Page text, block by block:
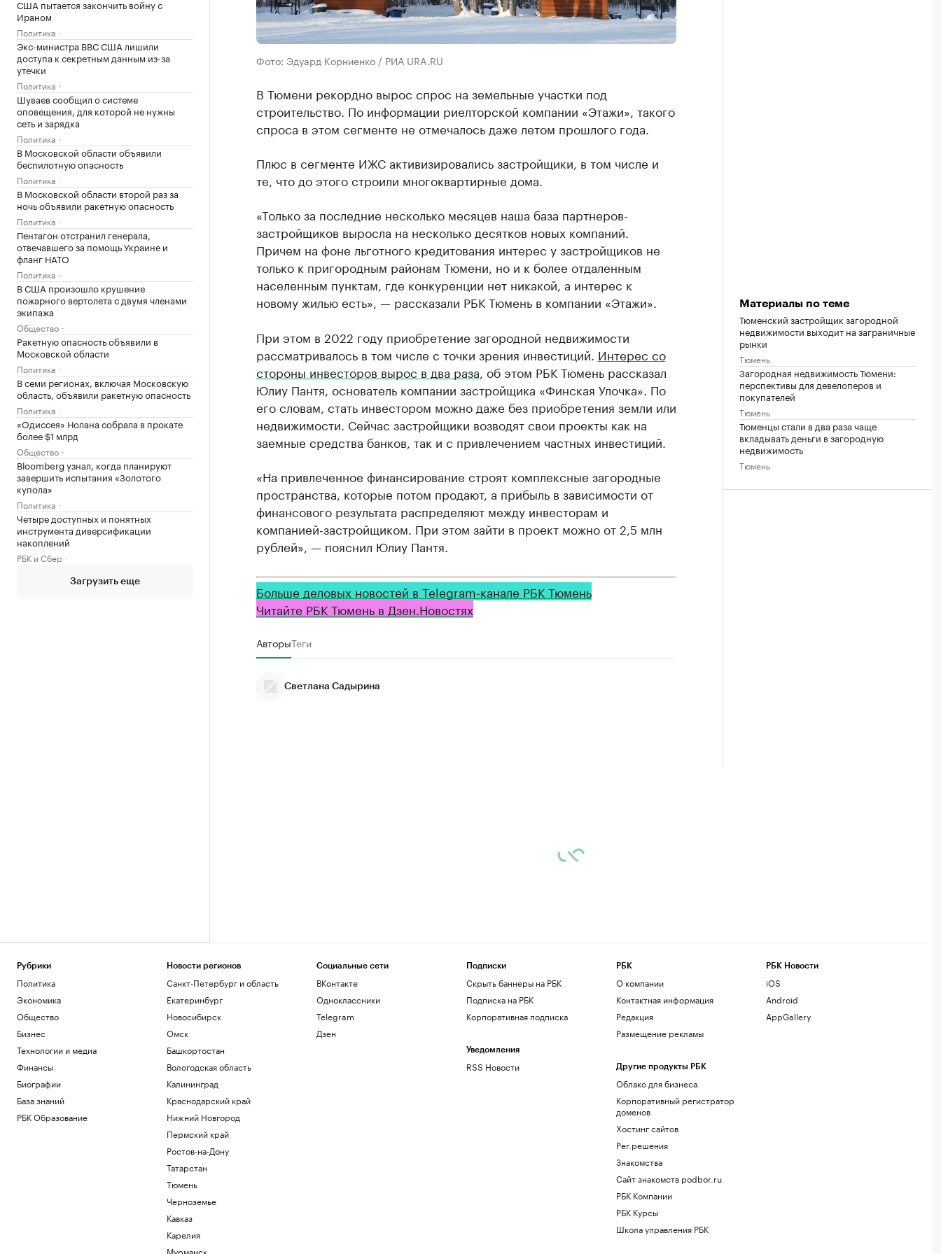
США пытается закончить войну с
Ираном
Политика
Экс-министра ВВС США лишили
доступа к секретным данным из-за
утечки
Политика
Шуваев сообщил о системе
оповещения, для которой не нужны
сеть и зарядка
Политика
В Московской области объявили
беспилотную опасность
Политика
В Московской области второй раз за
ночь объявили ракетную опасность
Политика
Пентагон отстранил генерала,
отвечавшего за помощь Украине и
фланг НАТО
Политика
В США произошло крушение
пожарного вертолета с двумя членами
экипажа
Общество
Ракетную опасность объявили в
Московской области
Политика
В семи регионах, включая Московскую
область, объявили ракетную опасность
Политика
«Одиссея» Нолана собрала в прокате
более $1 млрд
Общество
Bloomberg узнал, когда планируют
завершить испытания «Золотого
купола»
Политика
Четыре доступных и понятных
инструмента диверсификации
накоплений
РБК и Сбер
Загрузить еще
Фото: Эдуард Корниенко / РИА URA.RU
В Тюмени рекордно вырос спрос на земельные участки под
строительство. По информации риелторской компании «Этажи», такого
спроса в этом сегменте не отмечалось даже летом прошлого года.
Плюс в сегменте ИЖС активизировались застройщики, в том числе и
те, что до этого строили многоквартирные дома.
«Только за последние несколько месяцев наша база партнеров-
застройщиков выросла на несколько десятков новых компаний.
Причем на фоне льготного кредитования интерес у застройщиков не
только к пригородным районам Тюмени, но и к более отдаленным
населенным пунктам, где конкуренции нет никакой, а интерес к
новому жилью есть», — рассказали РБК Тюмень в компании «Этажи».
При этом в 2022 году приобретение загородной недвижимости
рассматривалось в том числе с точки зрения инвестиций. Интерес со
стороны инвесторов вырос в два раза , об этом РБК Тюмень рассказал
Юлиу Пантя, основатель компании застройщика «Финская Улочка». По
его словам, стать инвестором можно даже без приобретения земли или
недвижимости. Сейчас застройщики возводят свои проекты как на
заемные средства банков, так и с привлечением частных инвестиций.
«На привлеченное финансирование строят комплексные загородные
пространства, которые потом продают, а прибыль в зависимости от
финансового результата распределяют между инвесторам и
компанией-застройщиком. При этом зайти в проект можно от 2,5 млн
рублей», — пояснил Юлиу Пантя.
Больше деловых новостей в Telegram-канале РБК Тюмень
Читайте РБК Тюмень в Дзен.Новостях
АвторыТеги
Светлана Садырина
Материалы по теме
Тюменский застройщик загородной
недвижимости выходит на заграничные
рынки
Тюмень
Загородная недвижимость Тюмени:
перспективы для девелоперов и
покупателей
Тюмень
Тюменцы стали в два раза чаще
вкладывать деньги в загородную
недвижимость
Тюмень
Рубрики
Политика
Экономика
Общество
Бизнес
Технологии и медиа
Финансы
Биографии
База знаний
РБК Образование
Новости регионов
Санкт-Петербург и область
Екатеринбург
Новосибирск
Омск
Башкортостан
Вологодская область
Калининград
Краснодарский край
Нижний Новгород
Пермский край
Ростов-на-Дону
Татарстан
Тюмень
Черноземье
Кавказ
Карелия
Мурманск
Социальные сети
ВКонтакте
Одноклассники
Telegram
Дзен
Подписки
Скрыть баннеры на РБК
Подписка на РБК
Корпоративная подписка
Уведомления
RSS Новости
РБК
О компании
Контактная информация
Редакция
Размещение рекламы
Другие продукты РБК
Облако для бизнеса
Корпоративный регистратор
доменов
Хостинг сайтов
Рег.решения
Знакомства
Сайт знакомств podbor.ru
РБК Компании
РБК Курсы
Школа управления РБК
РБК Новости
iOS
Android
AppGallery